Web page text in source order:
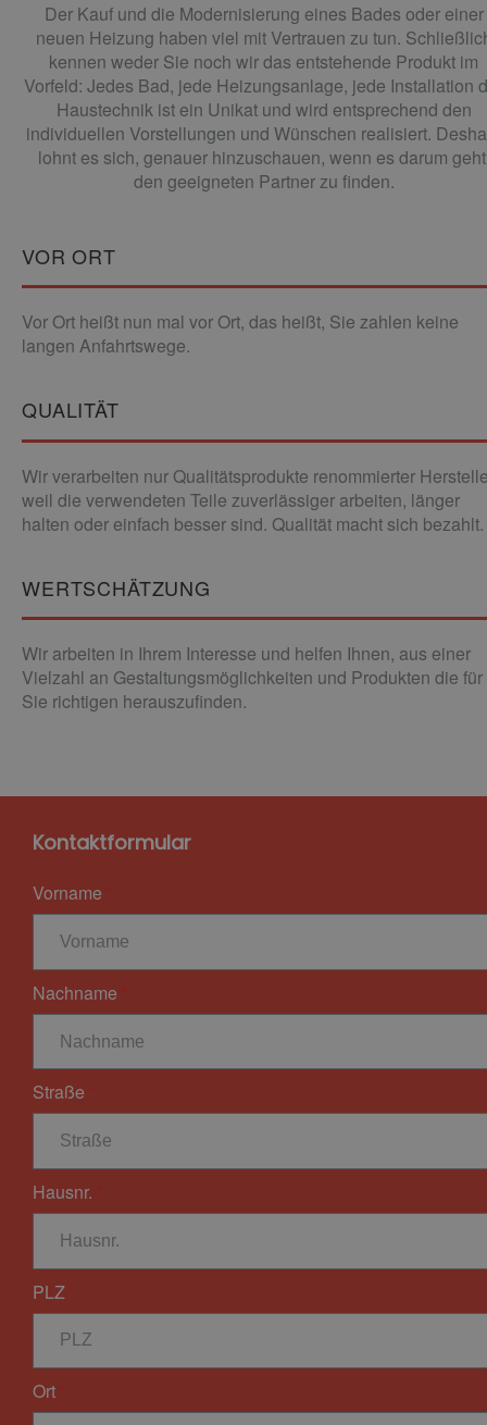
Der Kauf und die Modernisierung eines Bades oder einer
neuen Heizung haben viel mit Vertrauen zu tun.
kennen weder Sie noch wir das entstehende Produkt im
Vorfeld: Jedes Bad, jede Heizungsanlage, jede Installation
Haustechnik ist ein Unikat und wird entsprechend den
individuellen Vorstellungen und Wünschen realisiert.
lohnt es sich, genauer hinzuschauen, wenn es darum
den geeigneten Partner zu finden.
VOR ORT
Vor Ort heißt nun mal vor Ort, das heißt, Sie zahlen keine
langen Anfahrtswege.
QUALITÄT
Wir verarbeiten nur Qualitätsprodukte renommierter
weil die verwendeten Teile zuverlässiger arbeiten, länger
halten oder einfach besser sind. Qualität macht sich bezahlt.
WERTSCHÄTZUNG
Wir arbeiten in Ihrem Interesse und helfen Ihnen, aus einer
Vielzahl an Gestaltungsmöglichkeiten und Produkten die für
Sie richtigen herauszufinden.
Kontaktformular
Vorname
Nachname
Straße
Hausnr.
PLZ
Ort